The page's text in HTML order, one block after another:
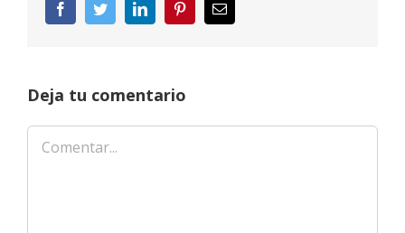
FacebookTwitterLinkedInPinterestCorreo
electrónico
Deja tu comentario
Comentar